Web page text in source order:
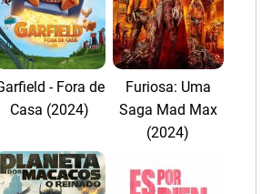
- Fora de
Casa (2024)
Furiosa: Uma
Saga Mad Max
(2024)